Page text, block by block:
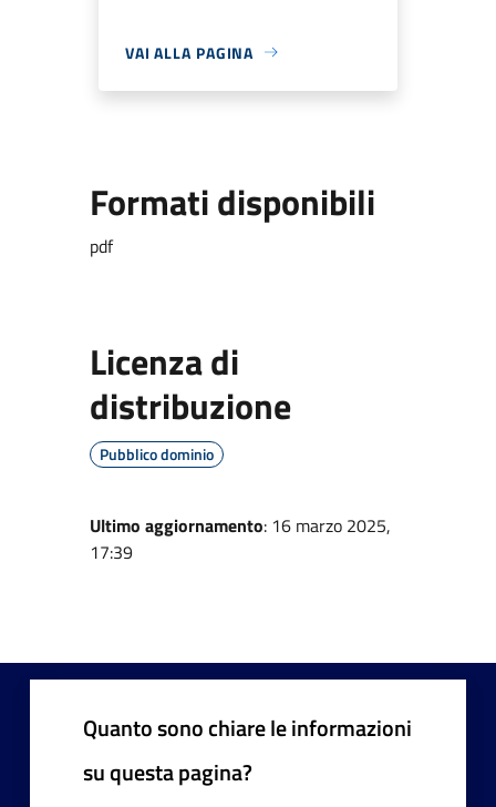
VAI ALLA PAGINA
Formati disponibili
pdf
Licenza di
distribuzione
Pubblico dominio
Ultimo aggiornamento: 16 marzo 2025,
17:39
Quanto sono chiare le informazioni
su questa pagina?